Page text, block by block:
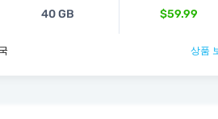
40 GB $59.99
상품